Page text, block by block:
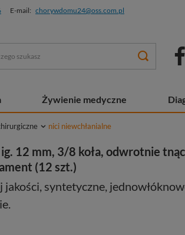
E-mail: chorywdomu24@oss.com.pl
Żywienie medyczne
nici niewchłanialne
12 mm, 3/8 koła, odwrotnie
(12 szt.)
syntetyczne,